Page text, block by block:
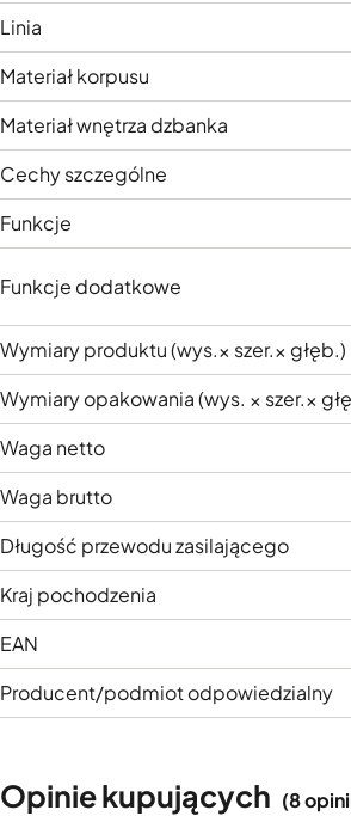
Linia
Materiał korpusu
Materiał wnętrza dzbanka
Cechy szczególne
Funkcje
Funkcje dodatkowe
Wymiary produktu (wys.× szer.× głęb.)
Wymiary opakowania (wys. × szer.×
Waga netto
Waga brutto
Długość przewodu zasilającego
Kraj pochodzenia
EAN
Producent/podmiot odpowiedzialny
Opinie kupujących (8